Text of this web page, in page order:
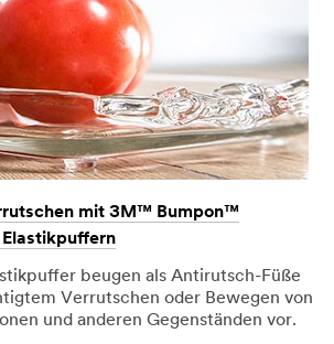
mit 3M™ Bumpon™
beugen als Antirutsch-Füße
Verrutschen oder Bewegen von
und anderen Gegenständen vor.